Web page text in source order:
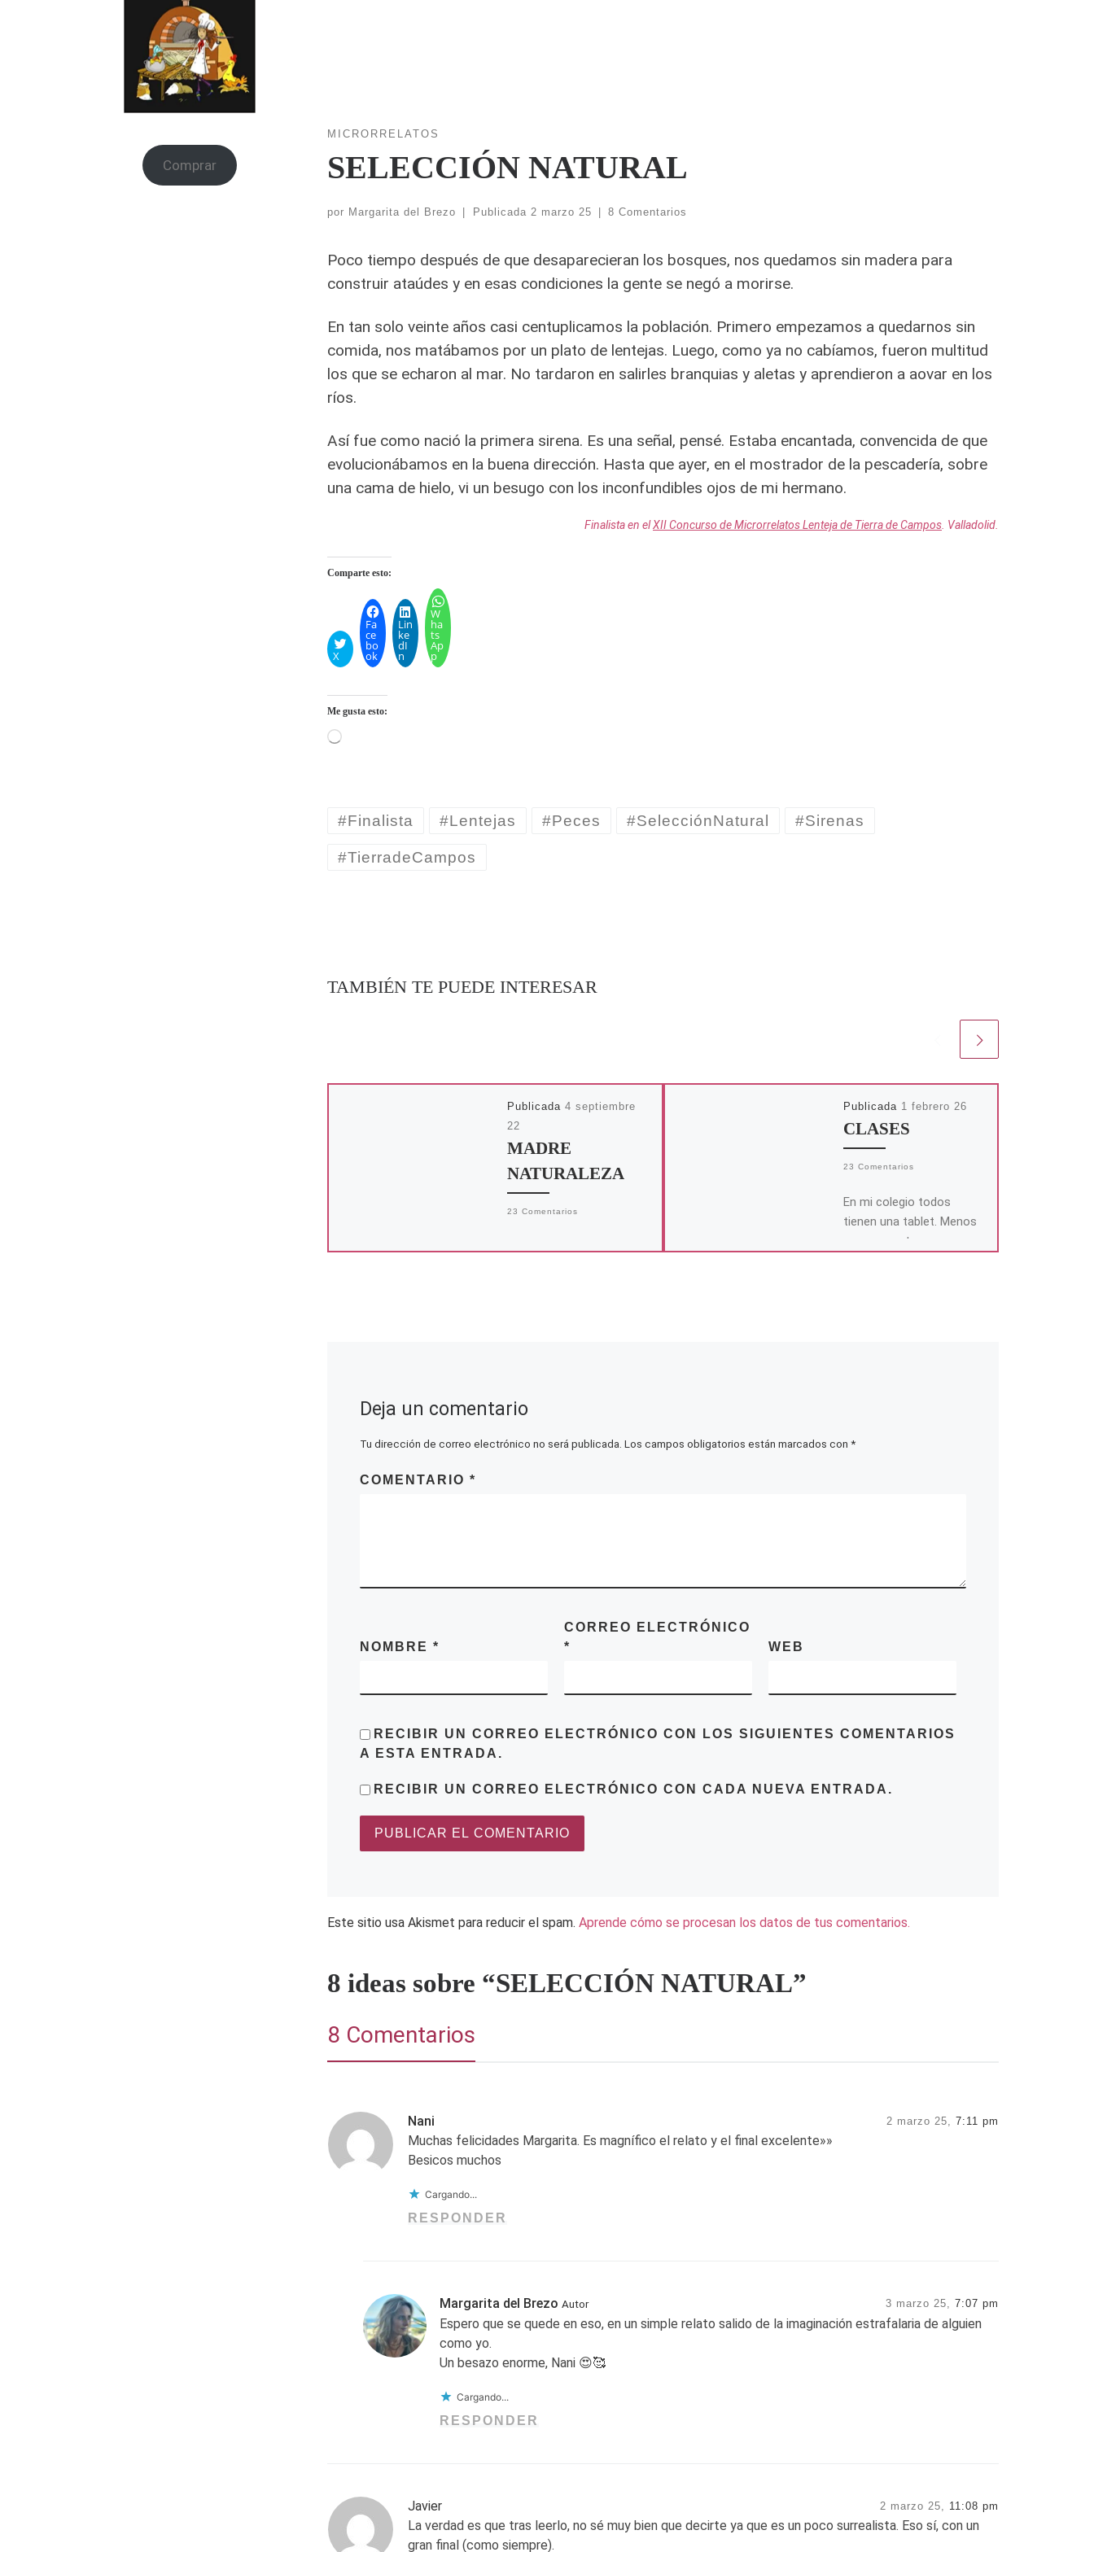
MICRORRELATOS
SELECCIÓN NATURAL
por Margarita del Brezo Publicada 2 marzo 25 8 Comentarios
Poco tiempo después de que desaparecieran los bosques, nos quedamos sin madera para
construir ataúdes y en esas condiciones la gente se negó a morirse.
En tan solo veinte años casi centuplicamos la población. Primero empezamos a quedarnos sin
comida, nos matábamos por un plato de lentejas. Luego, como ya no cabíamos, fueron multitud
los que se echaron al mar. No tardaron en salirles branquias y aletas y aprendieron a aovar en los
ríos.
Así fue como nació la primera sirena. Es una señal, pensé. Estaba encantada, convencida de que
evolucionábamos en la buena dirección. Hasta que ayer, en el mostrador de la pescadería, sobre
una cama de hielo, vi un besugo con los inconfundibles ojos de mi hermano.
Finalista en elXII Concurso de Microrrelatos Lenteja de Tierra de Campos. Valladolid.
Comparte esto:
X
Fa
ce
bo
ok
Lin
ke
dI
n
W
ha
ts
Ap
p
Me gusta esto:
Cargando...
#Finalista #Lentejas #Peces #SelecciónNatural #Sirenas
#TierradeCampos
TAMBIÉN TE PUEDE INTERESAR
Publicada4 septiembre
22
MADRE
NATURALEZA
23 Comentarios
Publicada 1 febrero 26
CLASES
23 Comentarios
En mi colegio todos
tienen una tablet. Menos
yo, que me tengo que
Deja un comentario
Tu dirección de correo electrónico no será publicada. Los campos obligatorios están marcados con *
COMENTARIO *
NOMBRE *
CORREO ELECTRÓNICO
*
WEB
RECIBIR UN CORREO ELECTRÓNICO CON LOS SIGUIENTES COMENTARIOS
A ESTA ENTRADA.
RECIBIR UN CORREO ELECTRÓNICO CON CADA NUEVA ENTRADA.
Este sitio usa Akismet para reducir el spam. Aprende cómo se procesan los datos de tus comentarios.
8 ideas sobre “SELECCIÓN NATURAL”
8 Comentarios
Nani 2 marzo 25, 7:11 pm
Muchas felicidades Margarita. Es magnífico el relato y el final excelente»»
Besicos muchos
Cargando...
RESPONDER
Margarita del Brezo Autor 3 marzo 25, 7:07 pm
Espero que se quede en eso, en un simple relato salido de la imaginación estrafalaria de alguien
como yo.
Un besazo enorme, Nani 😍🥰
Cargando...
RESPONDER
Javier 2 marzo 25, 11:08 pm
La verdad es que tras leerlo, no sé muy bien que decirte ya que es un poco surrealista. Eso sí, con un
gran final (como siempre).
Comprar